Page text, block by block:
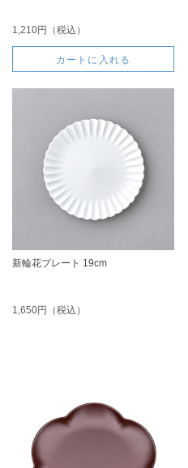
1,210円（税込）
カートに入れる
新輪花プレート 19cm
1,650円（税込）